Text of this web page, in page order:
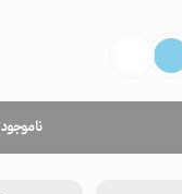
ناموجود